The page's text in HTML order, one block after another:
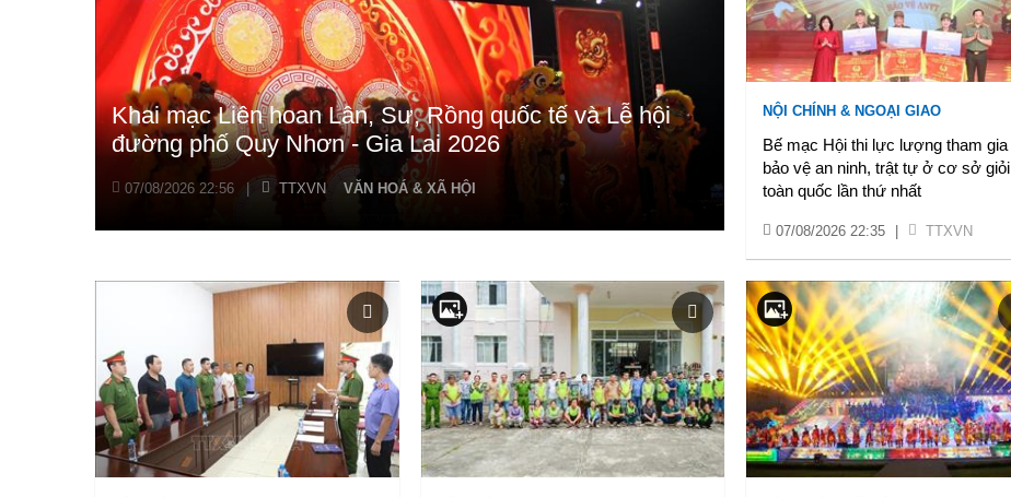
Khai mạc Liên hoan Lân, Sư, Rồng quốc tế và Lễ hội
đường phố Quy Nhơn - Gia Lai 2026
07/08/2026 22:56 TTXVN VĂN HOÁ & XÃ HỘI
NỘI CHÍNH & NGOẠI GIAO
Bế mạc Hội thi lực lượng tham gia
bảo vệ an ninh, trật tự ở cơ sở giỏi
toàn quốc lần thứ nhất
07/08/2026 22:35 TTXVN